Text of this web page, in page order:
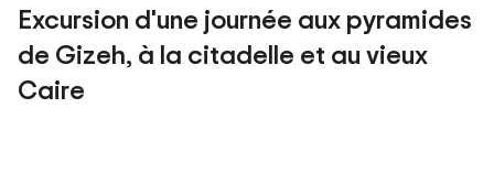
Excursion d'une journée aux pyramides
de Gizeh, à la citadelle et au vieux
Caire